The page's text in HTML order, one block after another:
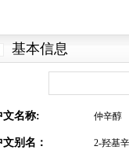
基本信息
文名称: 仲辛醇
文别名： 2-羟基